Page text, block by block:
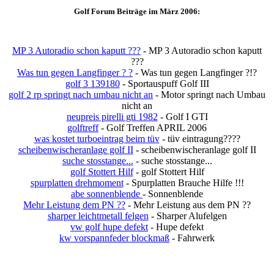
Golf Forum Beiträge im März 2006:
MP 3 Autoradio schon kaputt ??? - MP 3 Autoradio schon kaputt
???
Was tun gegen Langfinger ? ? - Was tun gegen Langfinger ?!?
golf 3 139180- Sportauspuff Golf III
golf 2 rp springt nach umbau nicht an - Motor springt nach Umbau
nicht an
neupreis pirelli gti 1982 - Golf I GTI
golftreff- Golf Treffen APRIL 2006
was kostet turboeintrag beim tüv- tüv eintragung????
scheibenwischeranlage golf II- scheibenwischeranlage golf II
suche stosstange... - suche stosstange...
golf Stottert Hilf- golf Stottert Hilf
spurplatten drehmoment- Spurplatten Brauche Hilfe !!!
abe sonnenblende - Sonnenblende
Mehr Leistung dem PN ?? - Mehr Leistung aus dem PN ??
sharper leichtmetall felgen - Sharper Alufelgen
vw golf hupe defekt - Hupe defekt
kw vorspannfeder blockmaß - Fahrwerk